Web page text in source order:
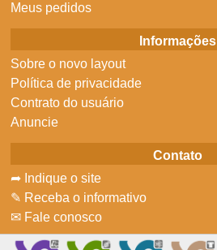
Meus pedidos
Informações
Sobre o novo layout
Política de privacidade
Contrato do usuário
Anuncie
Contato
➦ Indique o site
✎ Receba o informativo
✉ Fale conosco